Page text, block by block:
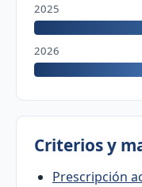
2025
2026
Criterios y
Prescripción